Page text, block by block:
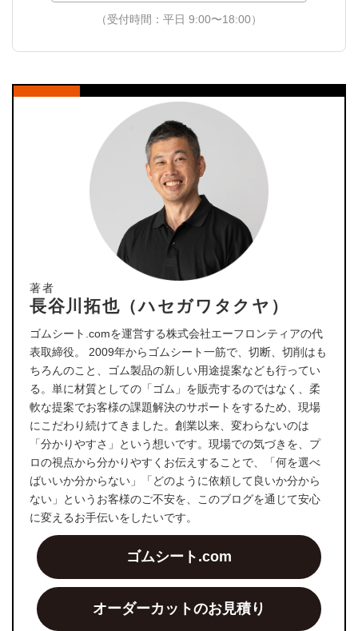
（受付時間：平日 9:00〜18:00）
著者
長谷川拓也（ハセガワタクヤ）
ゴムシート.comを運営する株式会社エーフロンティアの代
表取締役。 2009年からゴムシート一筋で、切断、切削はも
ちろんのこと、ゴム製品の新しい用途提案なども行ってい
る。単に材質としての「ゴム」を販売するのではなく、柔
軟な提案でお客様の課題解決のサポートをするため、現場
にこだわり続けてきました。創業以来、変わらないのは
「分かりやすさ」という想いです。現場での気づきを、プ
ロの視点から分かりやすくお伝えすることで、「何を選べ
ばいいか分からない」「どのように依頼して良いか分から
ない」というお客様のご不安を、このブログを通じて安心
に変えるお手伝いをしたいです。
ゴムシート.com
オーダーカットのお見積り